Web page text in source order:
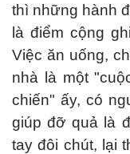
thì những hành
là điểm cộng
Việc ăn uống,
nhà là một
chiến" ấy, có
giúp đỡ quả là
tay đôi chút, lại